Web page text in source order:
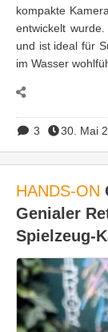
kompakte
entwickelt
und ist ideal für
im Wasser
3 30. Mai
HANDS-ON
Genialer
Spielzeug-